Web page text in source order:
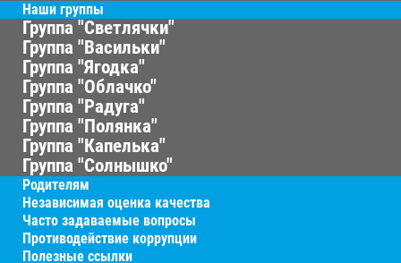
Наши группы
Группа "Светлячки"
Группа "Васильки"
Группа "Ягодка"
Группа "Облачко"
Группа "Радуга"
Группа "Полянка"
Группа "Капелька"
Группа "Солнышко"
Родителям
Независимая оценка качества
Часто задаваемые вопросы
Противодействие коррупции
Полезные ссылки